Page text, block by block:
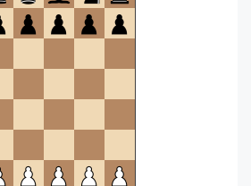
openen.